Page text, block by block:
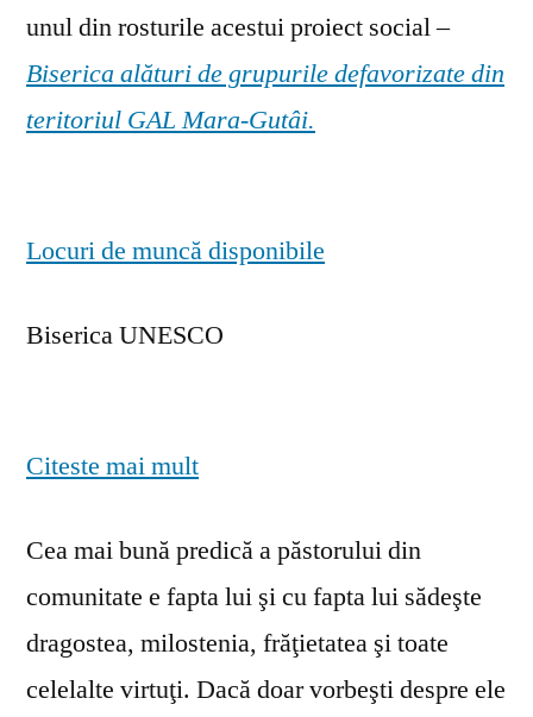
unul din rosturile acestui proiect social –
Biserica alături de grupurile defavorizate din
teritoriul GAL Mara-Gutâi.
Locuri de muncă disponibile
Biserica UNESCO
Citeste mai mult
Cea mai bună predică a păstorului din
comunitate e fapta lui şi cu fapta lui sădeşte
dragostea, milostenia, frăţietatea şi toate
celelalte virtuţi. Dacă doar vorbeşti despre ele